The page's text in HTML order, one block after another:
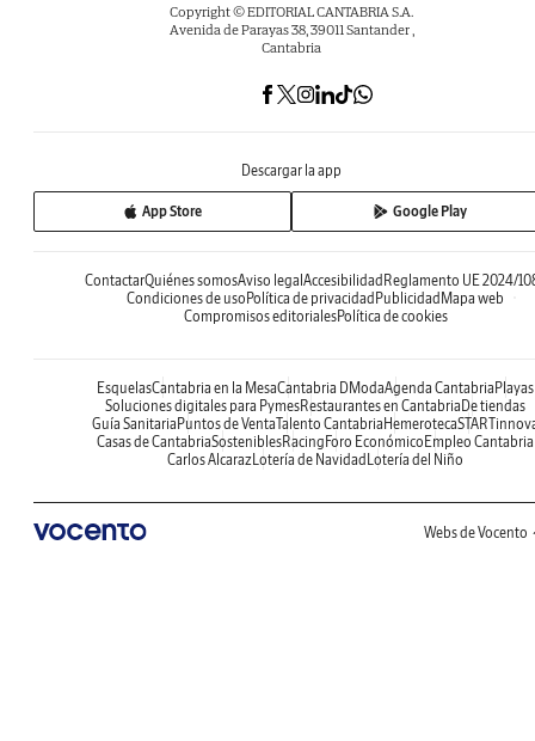
Copyright © EDITORIAL CANTABRIA S.A.
Avenida de Parayas 38, 39011 Santander ,
Cantabria
Descargar la app
App Store Google Play
ContactarQuiénes somosAviso legalAccesibilidadReglamento UE 2024/
Condiciones de usoPolítica de privacidadPublicidadMapa web
Compromisos editorialesPolítica de cookies
EsquelasCantabria en la MesaCantabria DModaAgenda CantabriaPlayas
Soluciones digitales para PymesRestaurantes en CantabriaDe tiendas
Guía SanitariaPuntos de VentaTalento CantabriaHemeroteca
Casas de CantabriaSosteniblesRacingForo EconómicoEmpleo Cantabria
Carlos AlcarazLotería de NavidadLotería del Niño
Webs de Vocento